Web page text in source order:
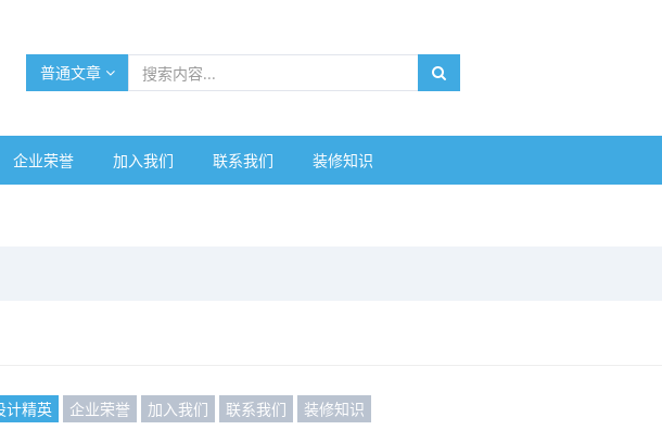
普通文章
企业荣誉 加入我们 联系我们 装修知识
计精英 企业荣誉 加入我们 联系我们 装修知识